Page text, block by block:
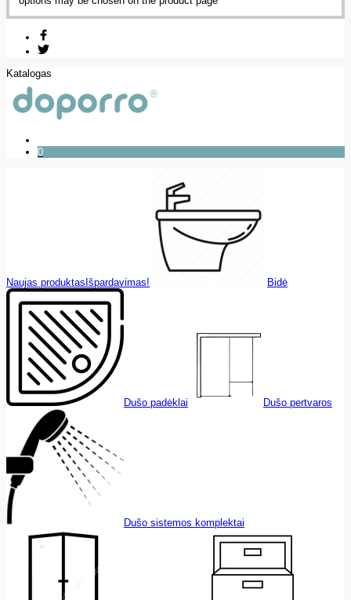
Katalogas
0
Naujas produktas Išpardavimas! Bidė
Dušo padėklai Dušo pertvaros
Dušo sistemos komplektai